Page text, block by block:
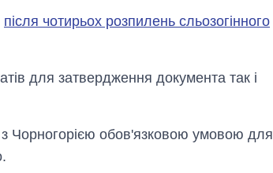
після чотирьох розпилень сльозогінного
для затвердження документа так і
Чорногорією обов'язковою умовою для